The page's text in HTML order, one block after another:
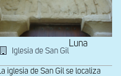
Iglesia de San Gil
Luna
La iglesia de San Gil se localiza